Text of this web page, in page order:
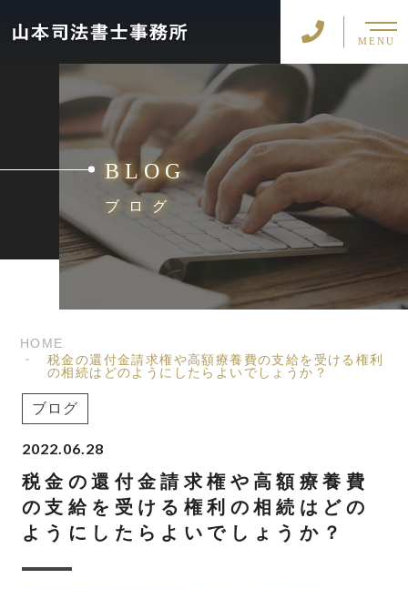
MENU
BLOG
ブログ
HOME
税金の還付金請求権や高額療養費の支給を受ける権利
の相続はどのようにしたらよいでしょうか？
ブログ
2022.06.28
税金の還付金請求権や高額療養費
の支給を受ける権利の相続はどの
ようにしたらよいでしょうか？